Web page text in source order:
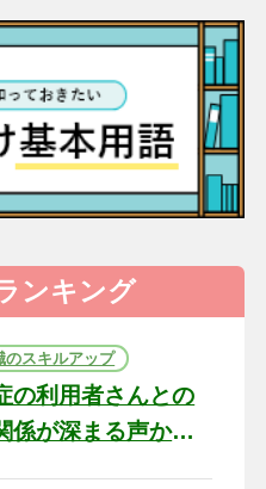
ンキング
のスキルアップ
の利用者さんとの
係が深まる声かけ